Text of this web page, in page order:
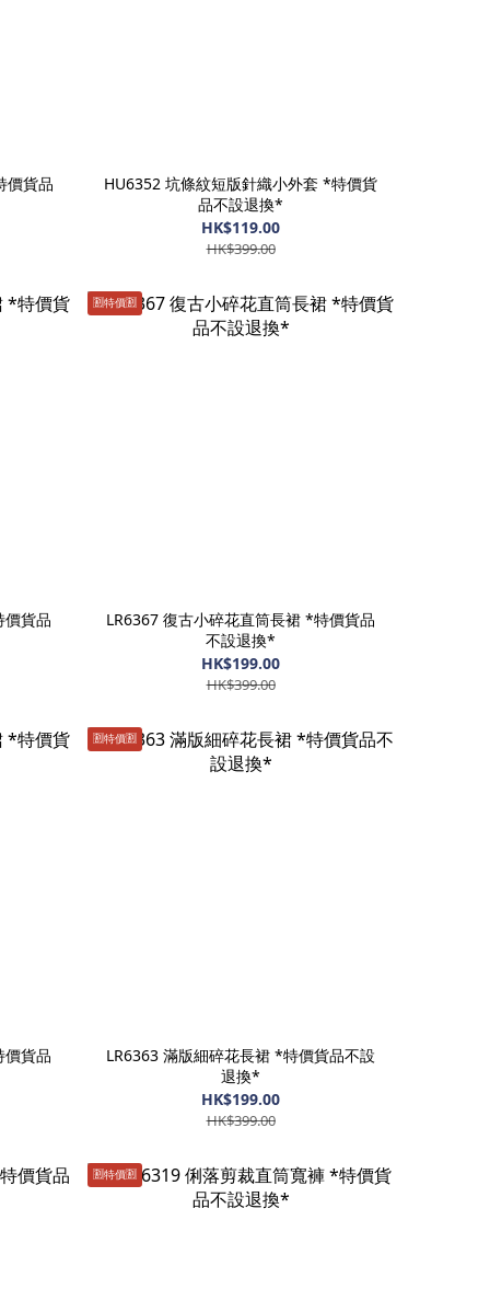
價貨品
HU6352 坑條紋短版針織小外套 *特價貨
品不設退換*
HK$119.00
HK$399.00
價貨品
🈹️特價🈹️
LR6367 復古小碎花直筒長裙 *特價貨品
不設退換*
HK$199.00
HK$399.00
價貨品
🈹️特價🈹️
LR6363 滿版細碎花長裙 *特價貨品不設
退換*
HK$199.00
HK$399.00
🈹️特價🈹️